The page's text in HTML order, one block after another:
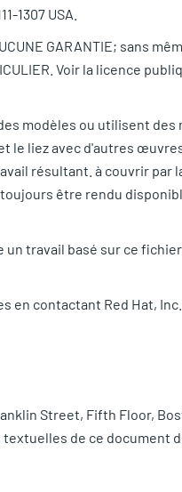
1307 USA.
GARANTIE; sans
Voir la licence
modèles ou utilisent des
le liez avec d'autres
résultant. à couvrir par
être rendu
travail basé sur ce
en contactant Red Hat,
Street, Fifth Floor,
de ce document